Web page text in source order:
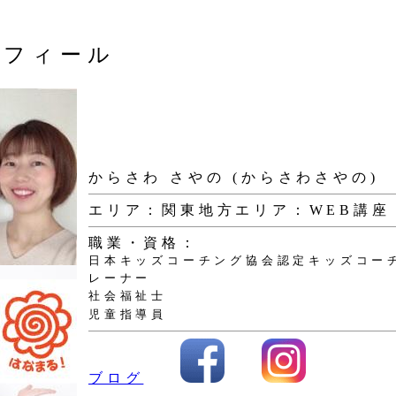
ィール
からさわ さやの (からさわさやの)
エリア：関東地方 エリア：WEB講座
職業・資格：
日本キッズコーチング協会認定キッズコー
レーナー
社会福祉士
児童指導員
ブログ